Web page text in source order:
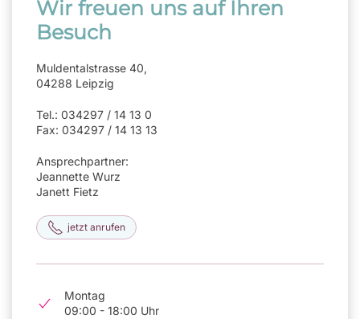
Wir freuen uns auf Ihren
Besuch
Muldentalstrasse 40,
04288 Leipzig
Tel.: 034297 / 14 13 0
Fax: 034297 / 14 13 13
Ansprechpartner:
Jeannette Wurz
Janett Fietz
jetzt anrufen
Montag
09:00 - 18:00 Uhr